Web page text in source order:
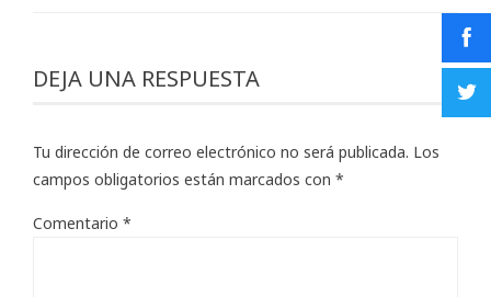
DEJA UNA RESPUESTA
Tu dirección de correo electrónico no será publicada. Los
campos obligatorios están marcados con *
Comentario *